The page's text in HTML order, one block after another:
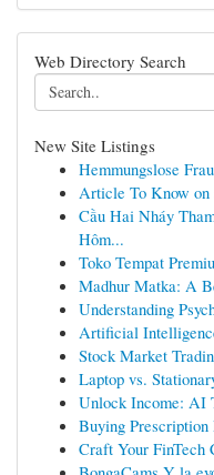
Web Directory Search
New Site Listings
Hemmungslose
Article To Know on
Cầu Hai Nháy
Hôm...
Toko Tempat
Madhur Matka: A
Understanding
Artificial
Stock Market
Laptop vs.
Unlock Income: AI
Buying
Craft Your FinTech